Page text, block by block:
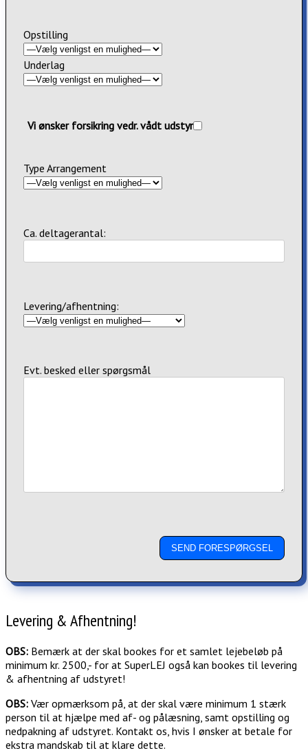
Opstilling
Underlag
Vi ønsker forsikring vedr. vådt udstyr
Type Arrangement
Ca. deltagerantal:
Levering/afhentning:
Evt. besked eller spørgsmål
Levering & Afhentning!
OBS: Bemærk at der skal bookes for et samlet lejebeløb på
minimum kr. 2500,- for at SuperLEJ også kan bookes til levering
& afhentning af udstyret!
OBS: Vær opmærksom på, at der skal være minimum 1 stærk
person til at hjælpe med af- og pålæsning, samt opstilling og
nedpakning af udstyret. Kontakt os, hvis I ønsker at betale for
ekstra mandskab til at klare dette.